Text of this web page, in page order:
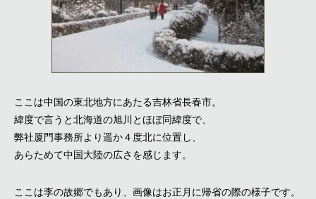
ここは中国の東北地方にあたる吉林省長春市。
緯度で言うと北海道の旭川とほぼ同緯度で、
弊社厦門事務所より遥か４度北に位置し、
あらためて中国大陸の広さを感じます。
ここは李の故郷でもあり、画像はお正月に帰省の際の様子です。